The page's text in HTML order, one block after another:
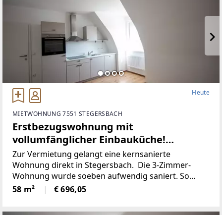
Heute
MIETWOHNUNG 7551 STEGERSBACH
Erstbezugswohnung mit
vollumfänglicher Einbauküche!
(Provisionsfrei)
Zur Vermietung gelangt eine kernsanierte
Wohnung direkt in Stegersbach. Die 3-Zimmer-
Wohnung wurde soeben aufwendig saniert. So
wurde unter anderem dieElektronik gänzlich
erneuert und für einen niedrigen
58 m² € 696,05